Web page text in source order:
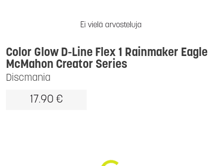
Ei vielä arvosteluja
Discmania
Color Glow D-Line Flex 1 Rainmaker Eagle
McMahon Creator Series
17.90 €